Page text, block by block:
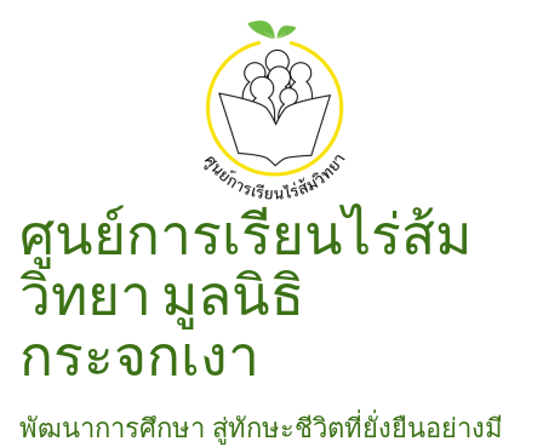
ศูนย์การเรียนไร่ส้ม
วิทยา มูลนิธิ
กระจกเงา
พัฒนาการศึกษา สู่ทักษะชีวิตที่ยั่งยืนอย่างมี